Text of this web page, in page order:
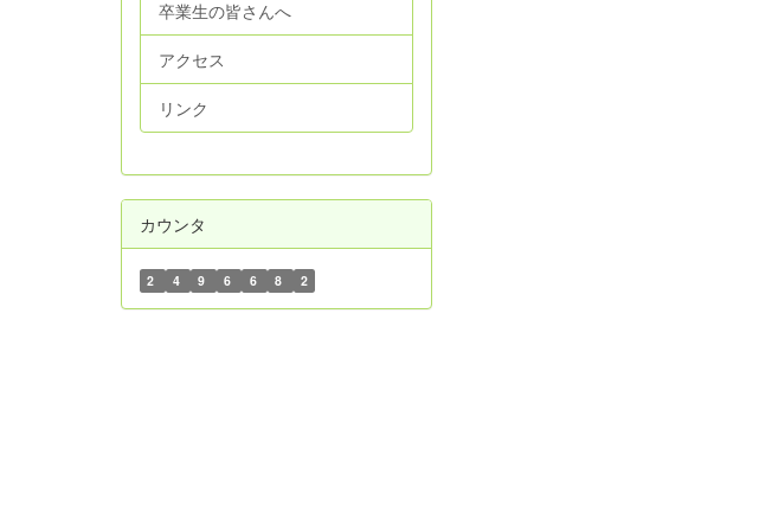
卒業生の皆さんへ
アクセス
リンク
カウンタ
2 4 9 6 6 8 2